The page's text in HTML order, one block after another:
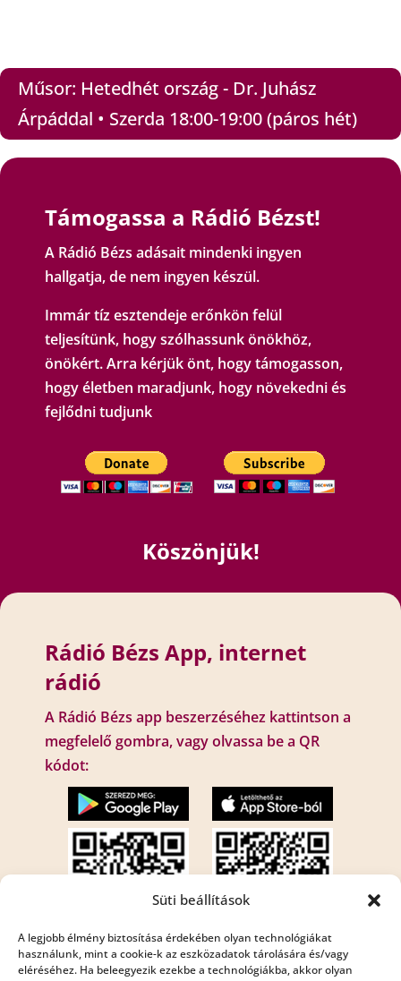
Süti beállítások
A legjobb élmény biztosítása érdekében olyan technológiákat
használunk, mint a cookie-k az eszközadatok tárolására és/vagy
eléréséhez. Ha beleegyezik ezekbe a technológiákba, akkor olyan
Műsor: Hetedhét ország - Dr. Juhász
Árpáddal • Szerda 18:00-19:00 (páros hét)
Támogassa a Rádió Bézst!
A Rádió Bézs adásait mindenki ingyen
hallgatja, de nem ingyen készül.
Immár tíz esztendeje erőnkön felül
teljesítünk, hogy szólhassunk önökhöz,
önökért. Arra kérjük önt, hogy támogasson,
hogy életben maradjunk, hogy növekedni és
fejlődni tudjunk
Köszönjük!
Rádió Bézs App, internet
rádió
A Rádió Bézs app beszerzéséhez kattintson a
megfelelő gombra, vagy olvassa be a QR
kódot:
Internet rádió: